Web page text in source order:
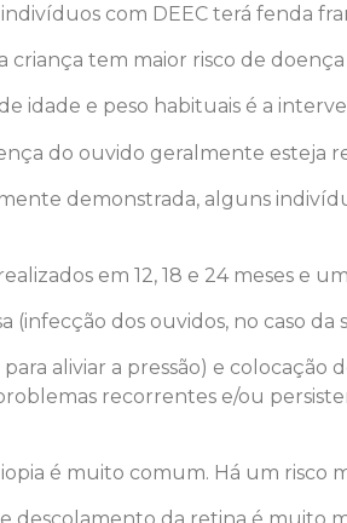
com DEEC terá fenda
criança tem maior risco de
idade e peso habituais é a
do ouvido geralmente esteja
demonstrada, alguns
em 12, 18 e 24 meses e
(infecção dos ouvidos, no caso
aliviar a pressão) e
recorrentes e/ou
é muito comum. Há um risco